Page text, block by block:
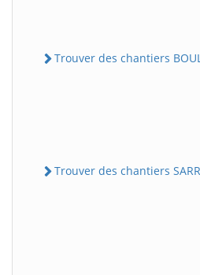
Trouver des chantiers
Trouver des chantiers